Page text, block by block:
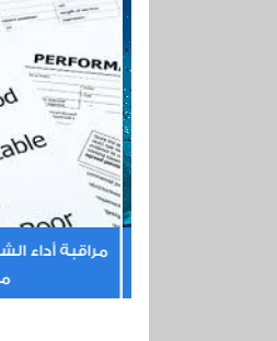
مراقبة أداء